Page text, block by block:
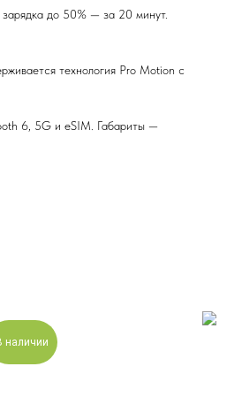
до 50% — за 20 минут.
технология Pro Motion с
6, 5G и eSIM. Габариты —
наличии